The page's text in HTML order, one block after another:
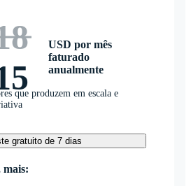
USD por mês
faturado
anualmente
que produzem em escala e
gratuito de 7 dias
mais: